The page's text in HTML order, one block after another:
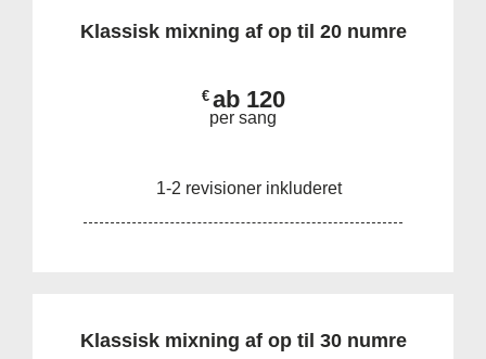
Klassisk mixning af op til 20 numre
€ ab 120
per sang
1-2 revisioner inkluderet
Klassisk mixning af op til 30 numre